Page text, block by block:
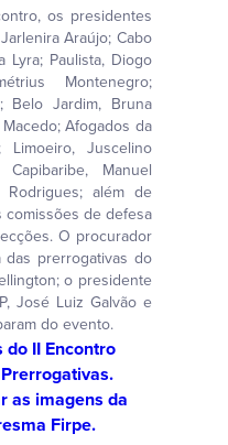
os presidentes
Araújo; Cabo
Lyra; Paulista, Diogo
Montenegro;
Belo Jardim, Bruna
Afogados da
Limoeiro, Juscelino
Manuel
Rodrigues; além de
de defesa
O procurador
prerrogativas do
o presidente
José Luiz Galvão e
do evento.
II Encontro
as imagens da
Firpe.